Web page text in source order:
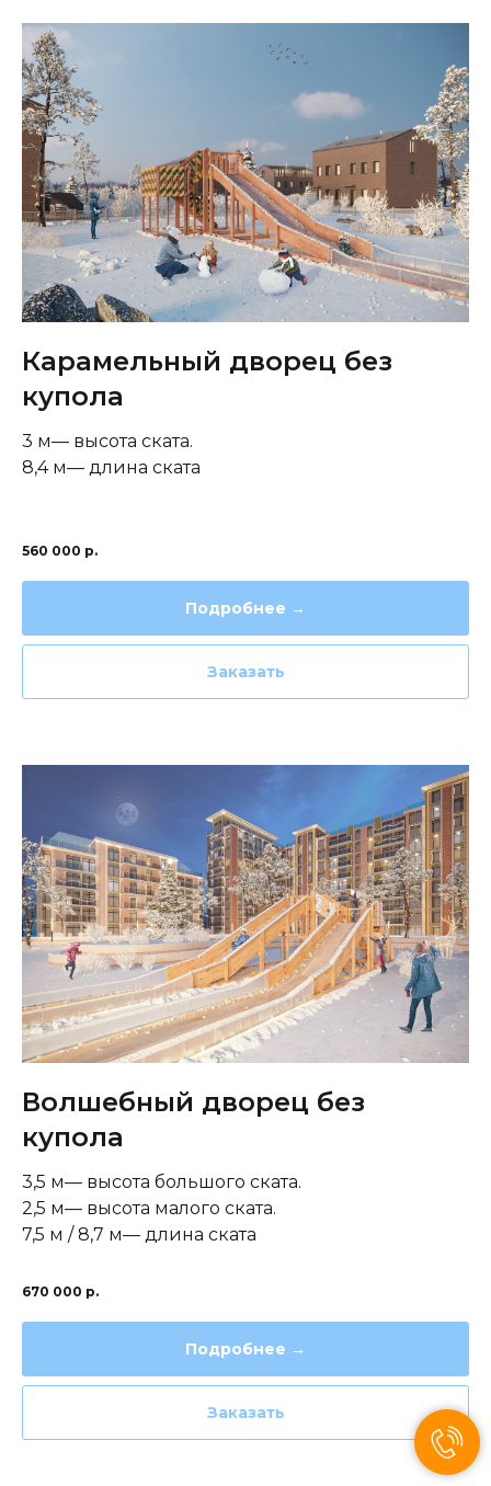
Карамельный дворец без
купола
3 м— высота ската.
8,4 м— длина ската
560 000 р.
Подробнее →
Заказать
Волшебный дворец без
купола
3,5 м— высота большого ската.
2,5 м— высота малого ската.
7,5 м / 8,7 м— длина ската
670 000 р.
Подробнее →
Заказать